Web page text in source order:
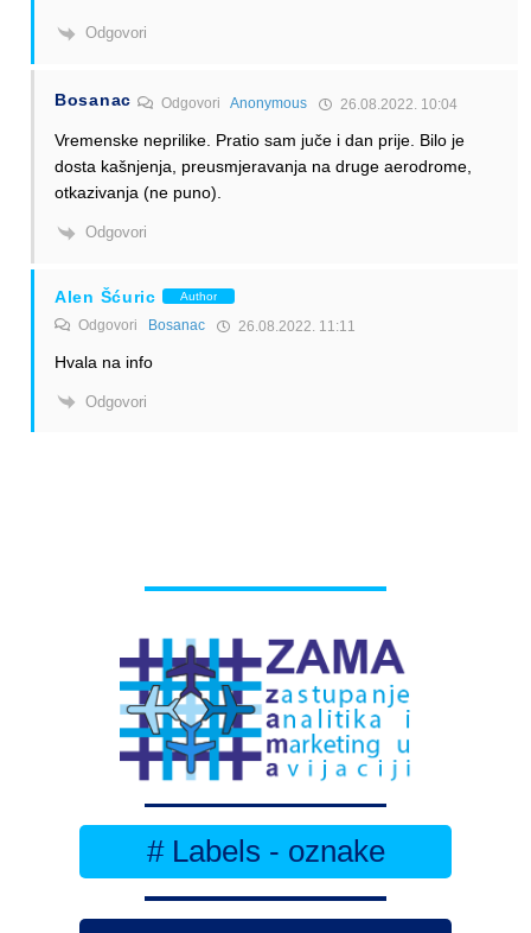
Odgovori
Bosanac Odgovori Anonymous 26.08.2022. 10:04
Vremenske neprilike. Pratio sam juče i dan prije. Bilo je
dosta kašnjenja, preusmjeravanja na druge aerodrome,
otkazivanja (ne puno).
Odgovori
Alen Šćuric Author
Odgovori Bosanac 26.08.2022. 11:11
Hvala na info
Odgovori
# Labels - oznake